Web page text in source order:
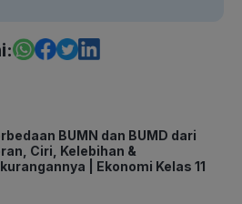
BUMN dan BUMD dari
Ciri, Kelebihan &
| Ekonomi Kelas 11